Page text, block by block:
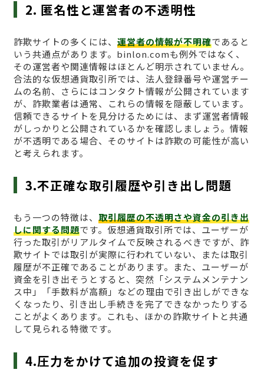
2. 匿名性と運営者の不透明性
詐欺サイトの多くには、 運営者の情報が不明確であると
いう共通点があります。binlon.comも例外ではなく、
その運営者や関連情報はほとんど明示されていません。
合法的な仮想通貨取引所では、法人登録番号や運営チー
ムの名前、さらにはコンタクト情報が公開されています
が、詐欺業者は通常、これらの情報を隠蔽しています。
信頼できるサイトを見分けるためには、まず運営者情報
がしっかりと公開されているかを確認しましょう。情報
が不透明である場合、そのサイトは詐欺の可能性が高い
と考えられます。
3.不正確な取引履歴や引き出し問題
もう一つの特徴は、 取引履歴の不透明さや資金の引き出
しに関する問題です。仮想通貨取引所では、ユーザーが
行った取引がリアルタイムで反映されるべきですが、詐
欺サイトでは取引が実際に行われていない、または取引
履歴が不正確であることがあります。また、ユーザーが
資金を引き出そうとすると、突然「システムメンテナン
ス中」「手数料が高額」などの理由で引き出しができな
くなったり、引き出し手続きを完了できなかったりする
ことがよくあります。これも、ほかの詐欺サイトと共通
して見られる特徴です。
4.圧力をかけて追加の投資を促す